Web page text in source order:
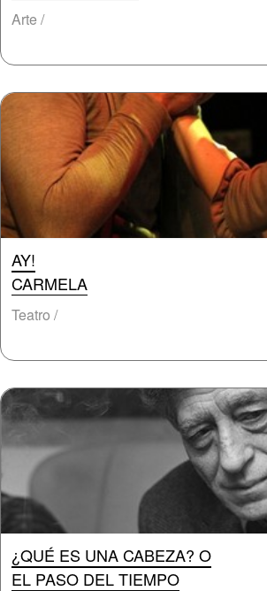
Arte /
AY!
CARMELA
Teatro /
¿QUÉ ES UNA CABEZA? O
EL PASO DEL TIEMPO